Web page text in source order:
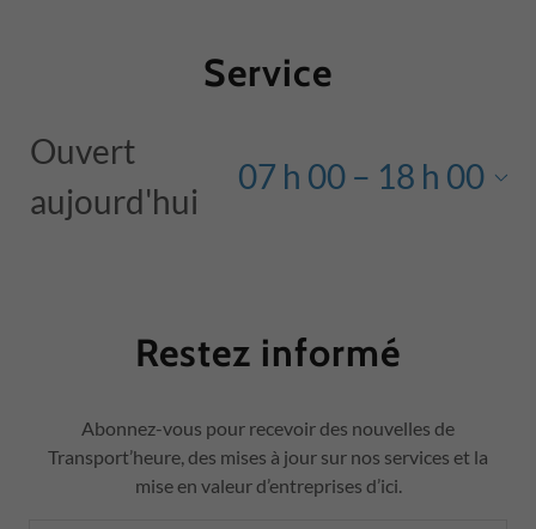
Service
Ouvert
aujourd'hui
07 h 00 – 18 h 00
Restez informé
Abonnez-vous pour recevoir des nouvelles de
Transport’heure, des mises à jour sur nos services et la
mise en valeur d’entreprises d’ici.